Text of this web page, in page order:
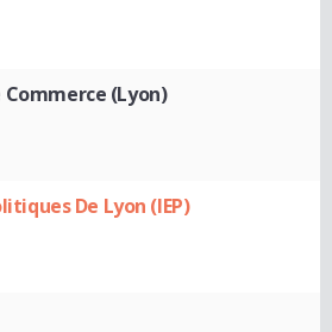
Commerce (Lyon)
De Lyon (IEP)